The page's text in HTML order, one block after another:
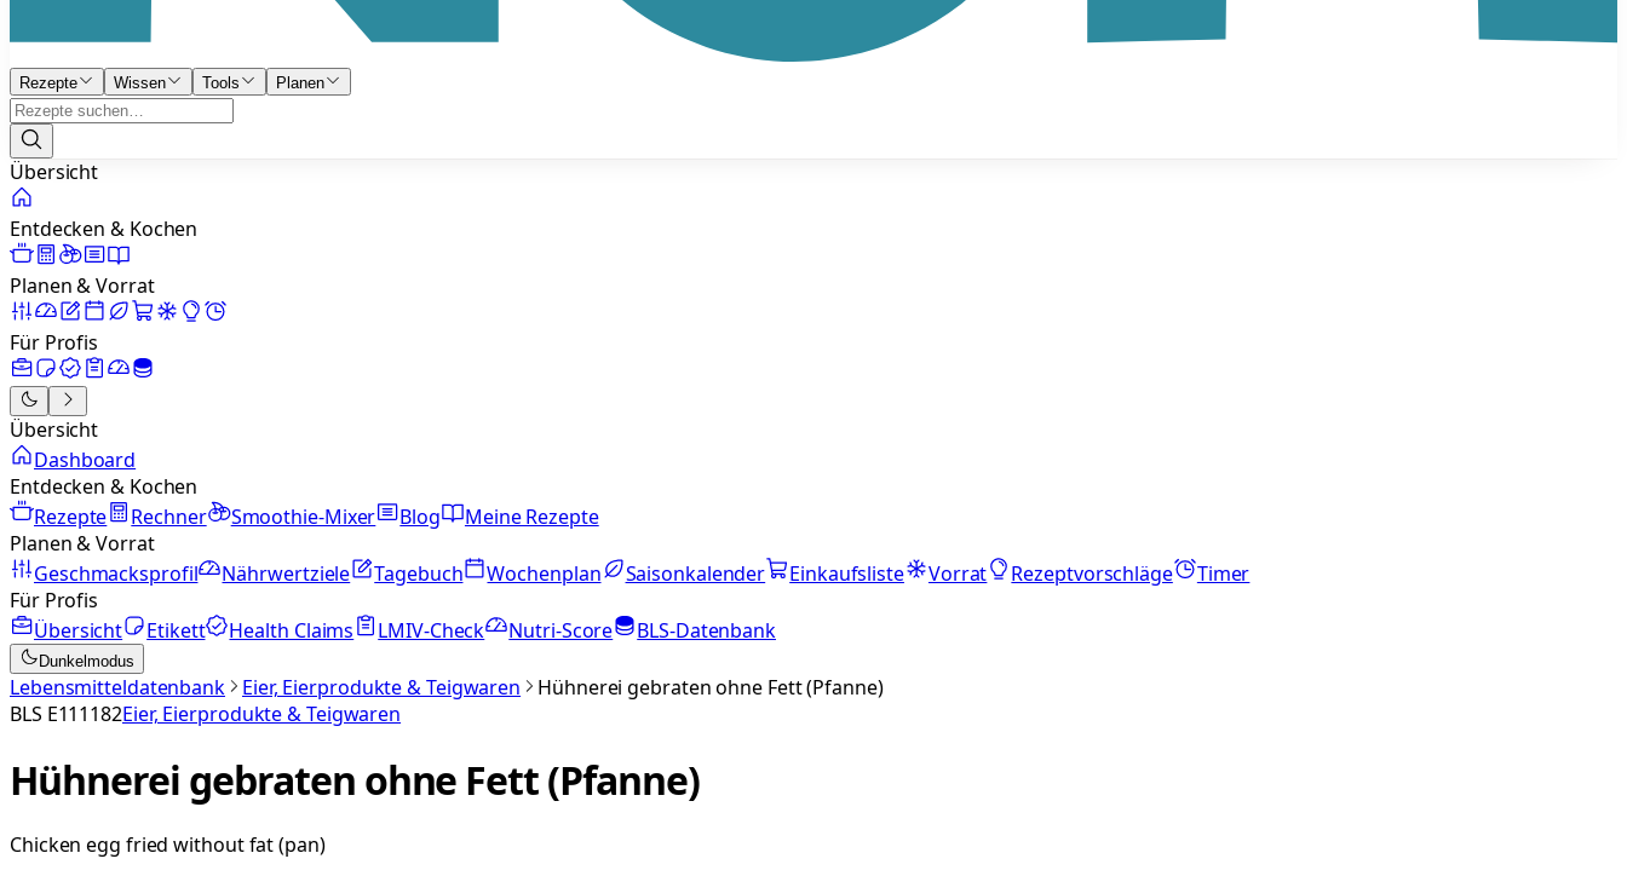
Rezepte Wissen Tools Planen
Übersicht
Entdecken & Kochen
Planen & Vorrat
Für Profis
Übersicht
Dashboard
Entdecken & Kochen
Rezepte
Rechner Smoothie-Mixer Blog
Meine Rezepte
Planen & Vorrat
Geschmacksprofil
Nährwertziele Tagebuch Wochenplan Saisonkalender Einkaufsliste Vorrat Rezeptvorschläge
Timer
Für Profis
Übersicht
Etikett Health Claims LMIV-Check Nutri-Score BLS-Datenbank
Dunkelmodus
Lebensmitteldatenbank Eier, Eierprodukte & Teigwaren
Hühnerei gebraten ohne Fett (Pfanne)
BLS E111182Eier, Eierprodukte & Teigwaren
Hühnerei gebraten ohne Fett (Pfanne)
Chicken egg fried without fat (pan)